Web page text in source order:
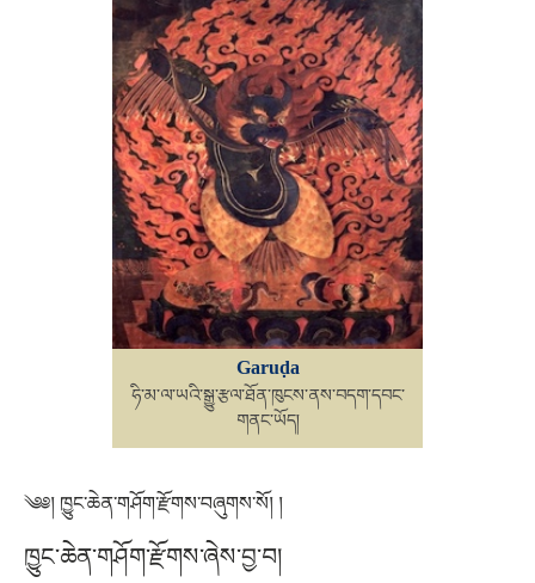
Garuḍa
ཧི་མ་ལ་ཡའི་སྒྱུ་རྩལ་ཐོན་ཁུངས་ནས་བདག་དབང་
གནང་ཡོད།
༄༅། ཁྱུང་ཆེན་གཤོག་རྫོགས་བཞུགས་སོ། །
ཁྱུང་ཆེན་གཤོག་རྫོགས་ཞེས་བྱ་བ།